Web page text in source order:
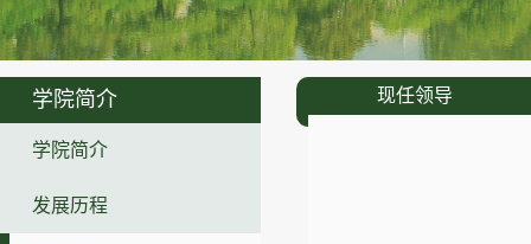
学院简介
学院简介
发展历程
现任领导